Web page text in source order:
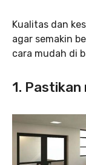
Kualitas dan
agar semakin
cara mudah di
1.